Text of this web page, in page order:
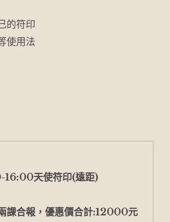
的符印
使用法
天使符印(遠距)
課合報，優惠價合計:12000元